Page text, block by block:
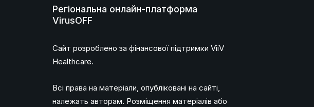
Регіональна онлайн-платформа
VirusOFF
Сайт розроблено за фінансової підтримки ViiV
Healthcare.
Всі права на матеріали, опубліковані на сайті,
належать авторам. Розміщення матеріалів або